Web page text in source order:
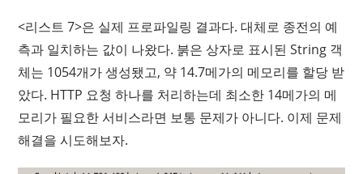
<리스트 7>은 실제 프로파일링 결과다. 대체로 종전의 예
측과 일치하는 값이 나왔다. 붉은 상자로 표시된 String 객
체는 1054개가 생성됐고, 약 14.7메가의 메모리를 할당 받
았다. HTTP 요청 하나를 처리하는데 최소한 14메가의 메
모리가 필요한 서비스라면 보통 문제가 아니다. 이제 문제
해결을 시도해보자.